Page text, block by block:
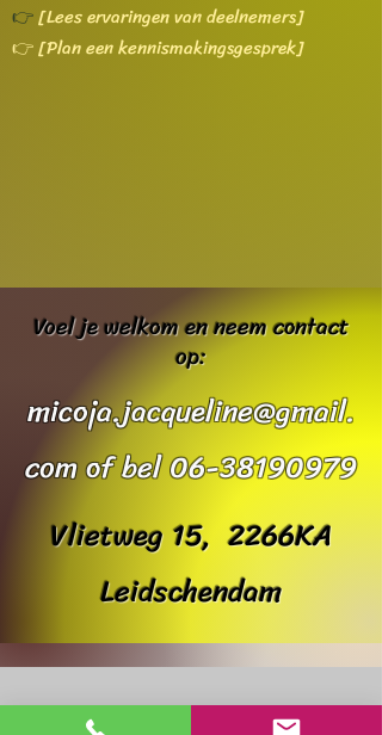
👉[Lees ervaringen van deelnemers]
👉[Plan een kennismakingsgesprek]
Voel je welkom en neem contact
op:
micoja.jacqueline@gmail.
comof bel06-38190979
Vlietweg 15, 2266KA
Leidschendam